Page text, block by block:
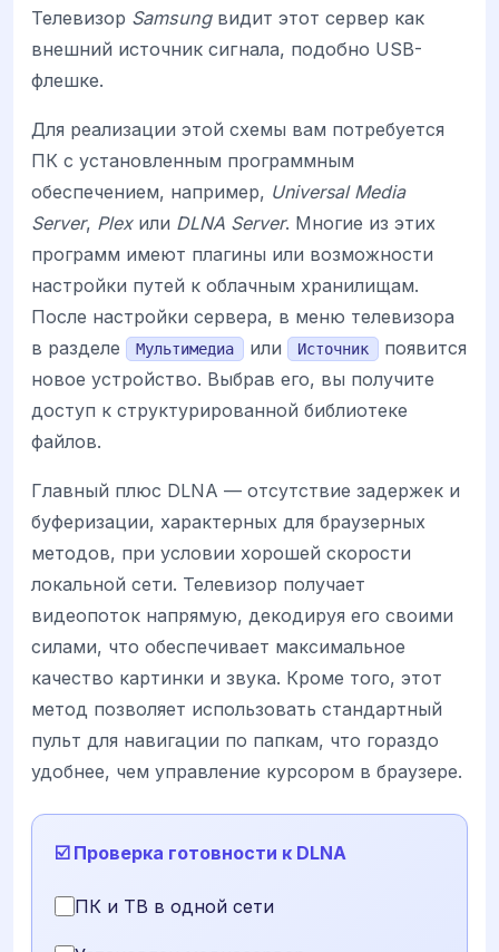
Телевизор Samsungвидит этот сервер как
внешний источник сигнала, подобно USB-
флешке.
Для реализации этой схемы вам потребуется
ПК с установленным программным
обеспечением, например, Universal Media
Server, Plexили DLNA Server. Многие из этих
программ имеют плагины или возможности
настройки путей к облачным хранилищам.
После настройки сервера, в меню телевизора
в разделе
Мультимедиа или Источник
появится
новое устройство. Выбрав его, вы получите
доступ к структурированной библиотеке
файлов.
Главный плюс DLNA — отсутствие задержек и
буферизации, характерных для браузерных
методов, при условии хорошей скорости
локальной сети. Телевизор получает
видеопоток напрямую, декодируя его своими
силами, что обеспечивает максимальное
качество картинки и звука. Кроме того, этот
метод позволяет использовать стандартный
пульт для навигации по папкам, что гораздо
удобнее, чем управление курсором в браузере.
☑️ Проверка готовности к DLNA
ПК и ТВ в одной сети